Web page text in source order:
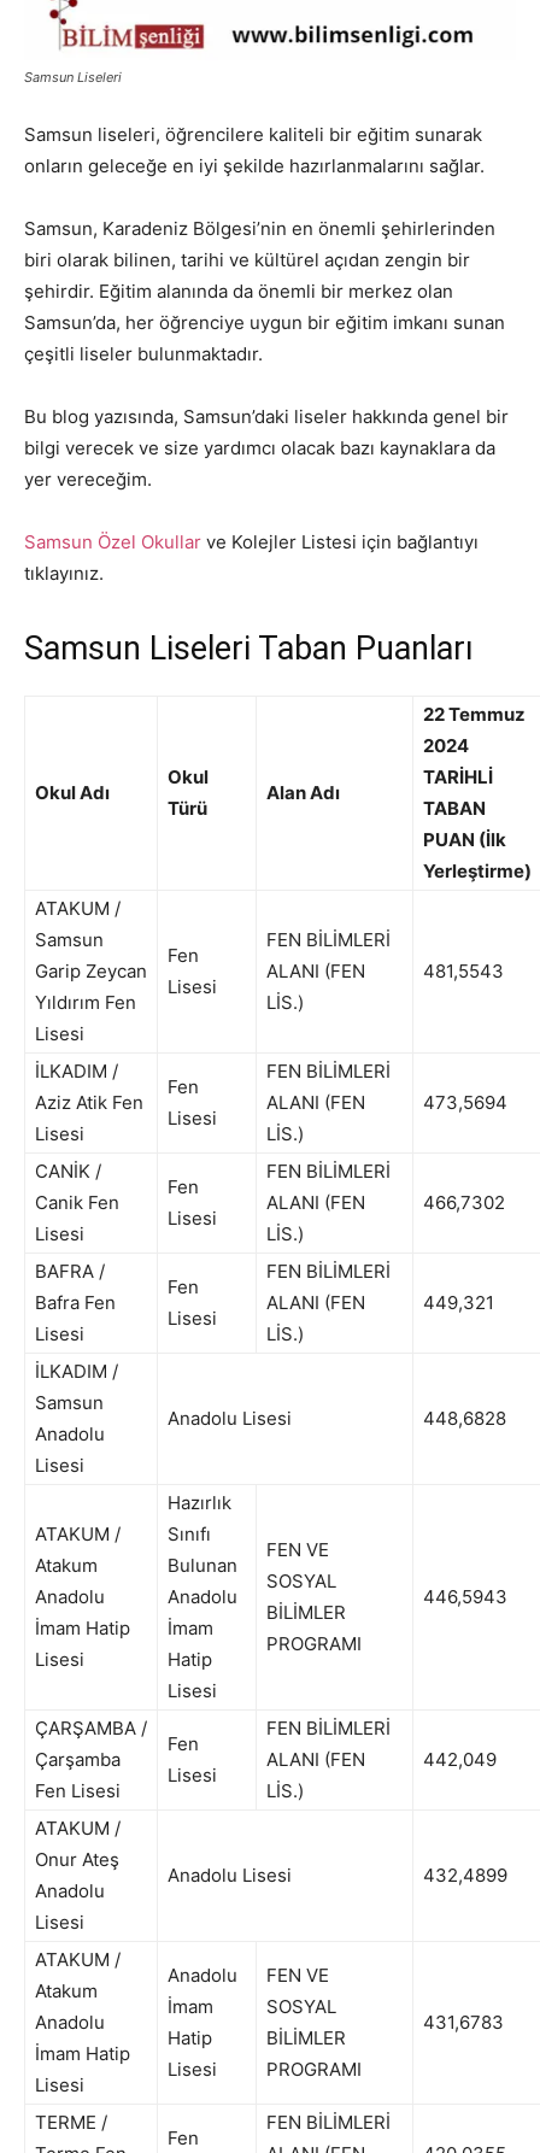
Samsun Liseleri
Samsun liseleri, öğrencilere kaliteli bir eğitim sunarak
onların geleceğe en iyi şekilde hazırlanmalarını sağlar.
Samsun, Karadeniz Bölgesi’nin en önemli şehirlerinden
biri olarak bilinen, tarihi ve kültürel açıdan zengin bir
şehirdir. Eğitim alanında da önemli bir merkez olan
Samsun’da, her öğrenciye uygun bir eğitim imkanı sunan
çeşitli liseler bulunmaktadır.
Bu blog yazısında, Samsun’daki liseler hakkında genel bir
bilgi verecek ve size yardımcı olacak bazı kaynaklara da
yer vereceğim.
Samsun Özel Okullar ve Kolejler Listesi için bağlantıyı
tıklayınız.
Samsun Liseleri Taban Puanları
Okul Adı
Okul
Türü
Alan Adı
22 Temmuz
2024
TARİHLİ
TABAN
PUAN (İlk
Yerleştirme)
ATAKUM /
Samsun
Garip Zeycan
Yıldırım Fen
Lisesi
Fen
Lisesi
FEN BİLİMLERİ
ALANI (FEN
LİS.)
481,5543
İLKADIM /
Aziz Atik Fen
Lisesi
Fen
Lisesi
FEN BİLİMLERİ
ALANI (FEN
LİS.)
473,5694
CANİK /
Canik Fen
Lisesi
Fen
Lisesi
FEN BİLİMLERİ
ALANI (FEN
LİS.)
466,7302
BAFRA /
Bafra Fen
Lisesi
Fen
Lisesi
FEN BİLİMLERİ
ALANI (FEN
LİS.)
449,321
İLKADIM /
Samsun
Anadolu
Lisesi
Anadolu Lisesi 448,6828
ATAKUM /
Atakum
Anadolu
İmam Hatip
Lisesi
Hazırlık
Sınıfı
Bulunan
Anadolu
İmam
Hatip
Lisesi
FEN VE
SOSYAL
BİLİMLER
PROGRAMI
446,5943
ÇARŞAMBA /
Çarşamba
Fen Lisesi
Fen
Lisesi
FEN BİLİMLERİ
ALANI (FEN
LİS.)
442,049
ATAKUM /
Onur Ateş
Anadolu
Lisesi
Anadolu Lisesi 432,4899
ATAKUM /
Atakum
Anadolu
İmam Hatip
Lisesi
Anadolu
İmam
Hatip
Lisesi
FEN VE
SOSYAL
BİLİMLER
PROGRAMI
431,6783
TERME /
Fen
FEN BİLİMLERİ